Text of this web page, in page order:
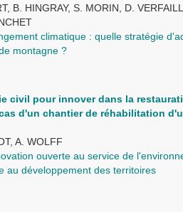
B. HINGRAY, S. MORIN, D.
climatique : quelle stratégie
montagne ?
civil pour innover dans la
d'un chantier de réhabilitation
A. WOLFF
ouverte au service de
au développement des territoires